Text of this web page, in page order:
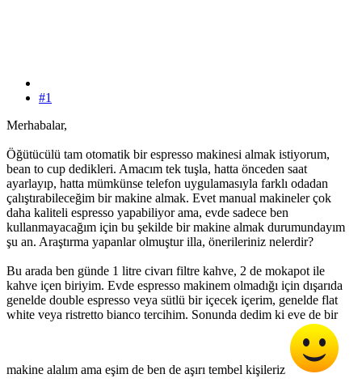
#1
Merhabalar,
Öğütücülü tam otomatik bir espresso makinesi almak istiyorum,
bean to cup dedikleri. Amacım tek tuşla, hatta önceden saat
ayarlayıp, hatta mümkünse telefon uygulamasıyla farklı odadan
çalıştırabileceğim bir makine almak. Evet manual makineler çok
daha kaliteli espresso yapabiliyor ama, evde sadece ben
kullanmayacağım için bu şekilde bir makine almak durumundayım
şu an. Araştırma yapanlar olmuştur illa, önerileriniz nelerdir?
Bu arada ben günde 1 litre civarı filtre kahve, 2 de mokapot ile
kahve içen biriyim. Evde espresso makinem olmadığı için dışarıda
genelde double espresso veya sütlü bir içecek içerim, genelde flat
white veya ristretto bianco tercihim. Sonunda dedim ki eve de bir
makine alalım ama eşim de ben de aşırı tembel kişileriz